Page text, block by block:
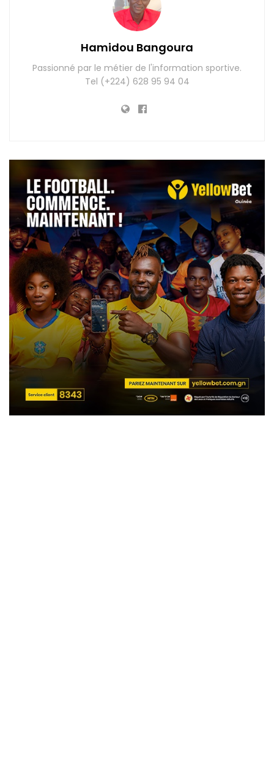
Hamidou Bangoura
Passionné par le métier de l'information sportive.
Tel (+224) 628 95 94 04